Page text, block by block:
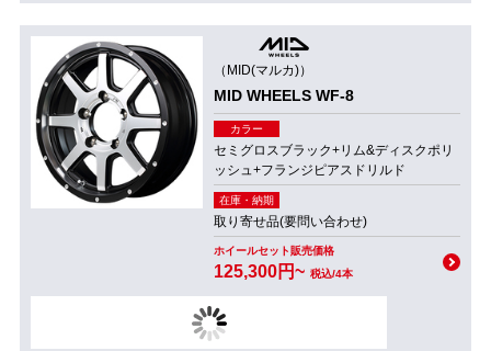
（MID(マルカ)）
MID WHEELS WF-8
カラー
セミグロスブラック+リム&ディスクポリ
ッシュ+フランジピアスドリルド
在庫・納期
取り寄せ品(要問い合わせ)
ホイールセット販売価格
125,300円~ 税込/4本